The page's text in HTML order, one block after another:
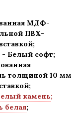
МДФ-
ПВХ-
- Белый софт;
толщиной 10 мм
камень;
белая;